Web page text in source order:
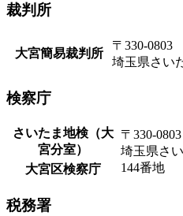
裁判所
大宮簡易裁判所
〒330-0803
埼玉県さい
検察庁
さいたま地検（大
宮分室）
〒330-0803
埼玉県さ
144番地
大宮区検察庁
税務署